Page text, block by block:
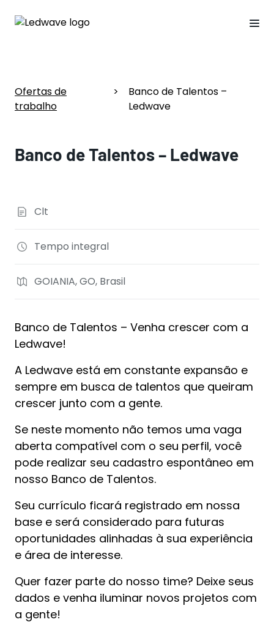
Ofertas de
trabalho
>
Banco de Talentos –
Ledwave
Banco de Talentos – Ledwave
Clt
Tempo integral
GOIANIA, GO, Brasil
Banco de Talentos – Venha crescer com a
Ledwave!
A Ledwave está em constante expansão e
sempre em busca de talentos que queiram
crescer junto com a gente.
Se neste momento não temos uma vaga
aberta compatível com o seu perfil, você
pode realizar seu cadastro espontâneo em
nosso Banco de Talentos.
Seu currículo ficará registrado em nossa
base e será considerado para futuras
oportunidades alinhadas à sua experiência
e área de interesse.
Quer fazer parte do nosso time? Deixe seus
dados e venha iluminar novos projetos com
a gente!